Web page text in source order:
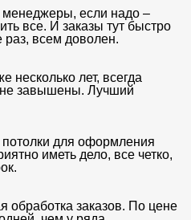
менеджеры, если надо –
все. И заказы тут быстро
всем доволен.
несколько лет, всегда
не завышены. Лучший
для оформления
иметь дело, все четко,
обработка заказов. По цене